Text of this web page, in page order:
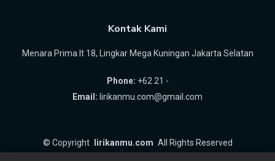
Kontak Kami
Menara Prima lt 18, Lingkar Mega Kuningan Jakarta Selatan
Phone: +62 21 -
Email: lirikanmu.com@gmail.com
© Copyright lirikanmu.com All Rights Reserved